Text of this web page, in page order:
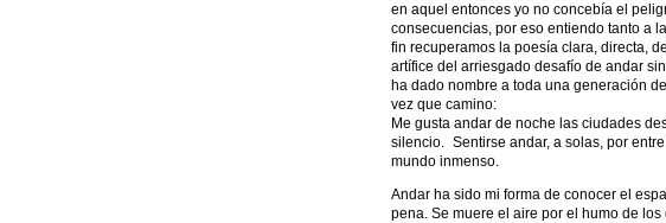
en aquel entonces yo no concebía el
consecuencias, por eso entiendo tanto a
fin recuperamos la poesía clara, directa,
artífice del arriesgado desafío de andar
ha dado nombre a toda una generación
vez que camino:
Me gusta andar de noche las ciudades
silencio. Sentirse andar, a solas, por
mundo inmenso.
Andar ha sido mi forma de conocer el
pena. Se muere el aire por el humo de